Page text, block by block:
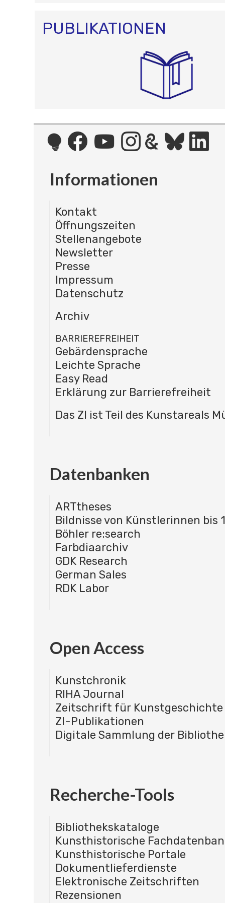
PUBLIKATIONEN
Informationen
Kontakt
Öffnungszeiten
Stellenangebote
Newsletter
Presse
Impressum
Datenschutz
Archiv
BARRIEREFREIHEIT
Gebärdensprache
Leichte Sprache
Easy Read
Erklärung zur Barrierefreiheit
Das ZI ist Teil des Kunstareals
Datenbanken
ARTtheses
Bildnisse von Künstlerinnen bis
Böhler re:search
Farbdiaarchiv
GDK Research
German Sales
RDK Labor
Open Access
Kunstchronik
RIHA Journal
Zeitschrift für Kunstgeschichte
ZI-Publikationen
Digitale Sammlung der
Recherche-Tools
Bibliothekskataloge
Kunsthistorische
Kunsthistorische Portale
Dokumentlieferdienste
Elektronische Zeitschriften
Rezensionen